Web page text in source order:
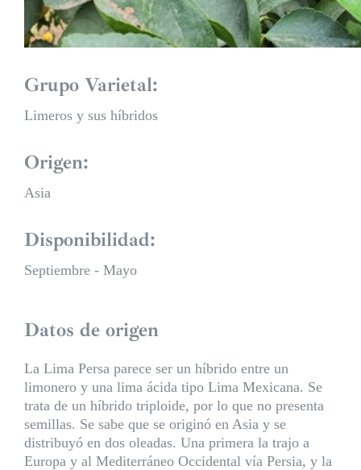
Grupo Varietal:
Limeros y sus híbridos
Origen:
Asia
Disponibilidad:
Septiembre - Mayo
Datos de origen
La Lima Persa parece ser un híbrido entre un
limonero y una lima ácida tipo Lima Mexicana. Se
trata de un híbrido triploide, por lo que no presenta
semillas. Se sabe que se originó en Asia y se
distribuyó en dos oleadas. Una primera la trajo a
Europa y al Mediterráneo Occidental vía Persia, y la